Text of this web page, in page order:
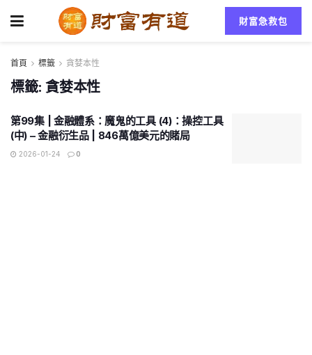
財富急救包
首頁 標籤 貪婪本性
標籤:貪婪本性
第99集 | 金融體系：魔鬼的工具 (4)：操控工具
(中) – 金融衍生品 | 846萬億美元的賭局
2026-01-24 0